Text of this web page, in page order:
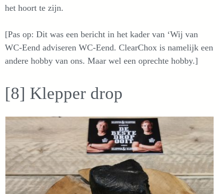
het hoort te zijn.
[Pas op: Dit was een bericht in het kader van ‘Wij van
WC-Eend adviseren WC-Eend. ClearChox is namelijk een
andere hobby van ons. Maar wel een oprechte hobby.]
[8] Klepper drop